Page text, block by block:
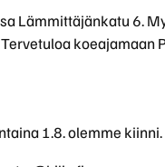
Lämmittäjänkatu 6.
koeajamaan
1.8. olemme kiinni.